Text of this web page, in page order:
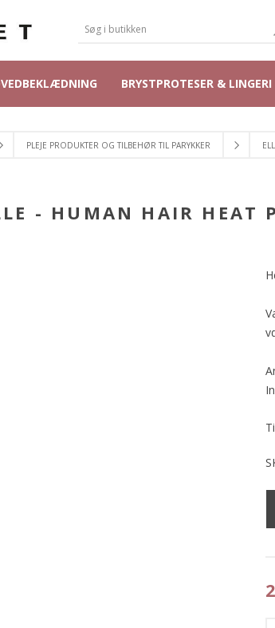
BRYSTPROTESER & LINGERI
PLEJE PRODUKTER OG TILBEHØR TIL PARYKKER
- HUMAN HAIR HEAT